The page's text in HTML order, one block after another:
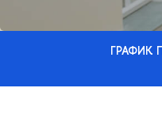
ГРАФИК